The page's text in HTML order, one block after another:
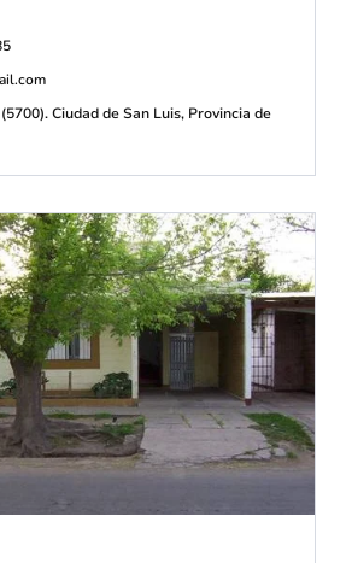
Ciudad de San Luis, Provincia de